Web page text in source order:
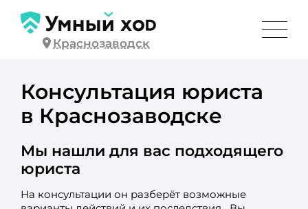
Краснозаводск
Консультация юриста
в Краснозаводске
Мы нашли для вас подходящего
юриста
На консультации он разберёт возможные